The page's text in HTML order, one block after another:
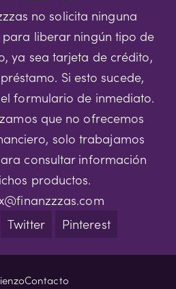
no solicita ninguna
liberar ningún tipo de
ya sea tarjeta de crédito,
Si esto sucede,
formulario de inmediato.
que no ofrecemos
solo trabajamos
consultar información
productos.
Twitter Pinterest
Contacto